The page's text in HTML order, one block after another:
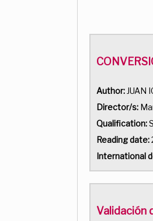
Author: JUAN
Director/s:
Qualification:
Reading date:
International
Validación